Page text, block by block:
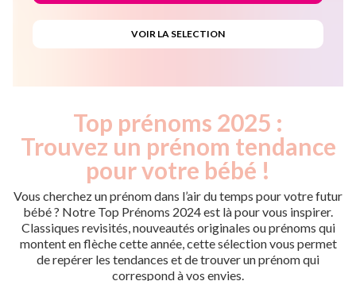
Top prénoms 2025 :
Trouvez un prénom tendance
pour votre bébé !
Vous cherchez un prénom dans l’air du temps pour votre futur
bébé ? Notre Top Prénoms 2024 est là pour vous inspirer.
Classiques revisités, nouveautés originales ou prénoms qui
montent en flèche cette année, cette sélection vous permet
de repérer les tendances et de trouver un prénom qui
correspond à vos envies.